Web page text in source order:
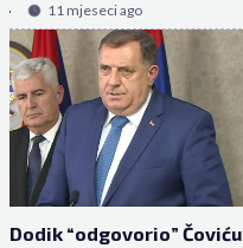
11 mjeseci ago
Dodik “odgovorio” Čoviću